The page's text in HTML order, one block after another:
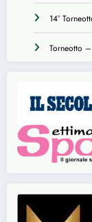
14°
Torneotto